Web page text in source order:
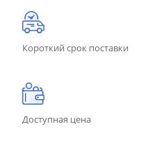
Короткий срок поставки
Доступная цена